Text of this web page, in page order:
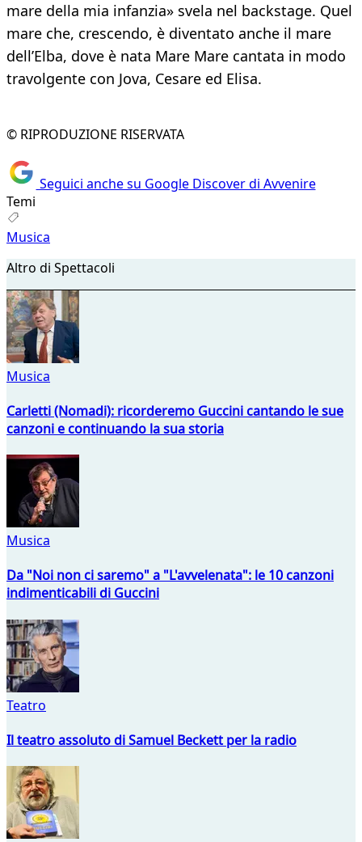
mare della mia infanzia» svela nel backstage. Quel
mare che, crescendo, è diventato anche il mare
dell’Elba, dove è nata Mare Mare cantata in modo
travolgente con Jova, Cesare ed Elisa.
© RIPRODUZIONE RISERVATA
Seguici anche su Google Discover di Avvenire
Temi
Musica
Altro di Spettacoli
Musica
Carletti (Nomadi): ricorderemo Guccini cantando le sue
canzoni e continuando la sua storia
Musica
Da "Noi non ci saremo" a "L'avvelenata": le 10 canzoni
indimenticabili di Guccini
Teatro
Il teatro assoluto di Samuel Beckett per la radio